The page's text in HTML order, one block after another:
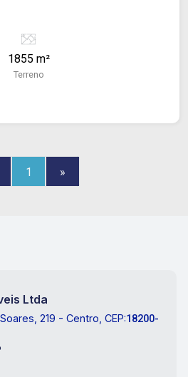
1855 m²
Terreno
1 »
Ltda
219 - Centro, CEP:18200-